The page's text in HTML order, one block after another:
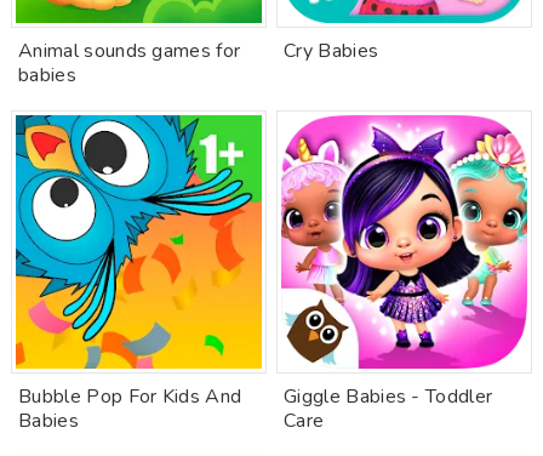
Animal sounds games for
babies
Cry Babies
Bubble Pop For Kids And
Babies
Giggle Babies - Toddler
Care